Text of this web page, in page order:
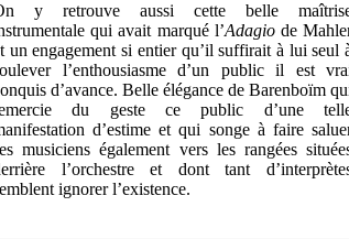
y retrouve aussi cette belle
qui avait marqué l’Adagiode
un engagement si entier qu’il suffirait à lui seul
l’enthousiasme d’un public il est
d’avance. Belle élégance de Barenboïm
du geste ce public d’une
d’estime et qui songe à faire
musiciens également vers les rangées
l’orchestre et dont tant
ignorer l’existence.